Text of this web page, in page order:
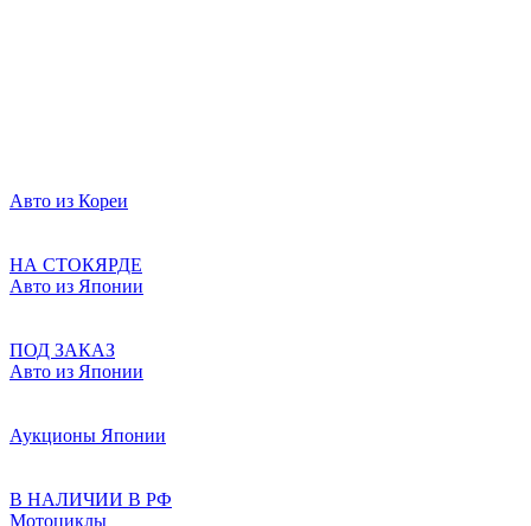
Авто из Кореи
НА СТОКЯРДЕ
Авто из Японии
ПОД ЗАКАЗ
Авто из Японии
Аукционы Японии
В НАЛИЧИИ В РФ
Мотоциклы